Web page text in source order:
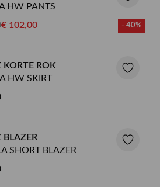
HW PANTS
€ 102,00 - 40%
KORTE ROK
HW SKIRT
BLAZER
SHORT BLAZER